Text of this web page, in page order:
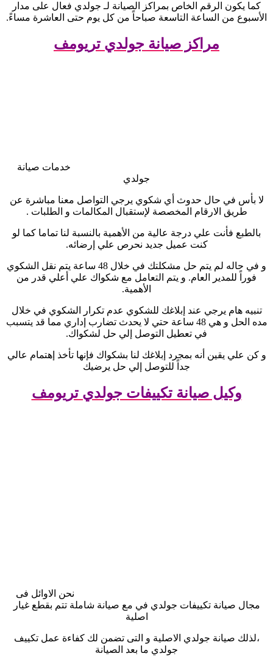
كما يكون الرقم الخاص بمراكز الصيانة لـ جولدي فعال على مدار
الأسبوع من الساعة التاسعة صباحاً من كل يوم حتى العاشرة مساءً.
مراكز صيانة جولدي تريومف
خدمات صيانة
جولدي
لا بأس في حال حدوث أي شكوي يرجي التواصل معنا مباشرة عن
طريق الارقام المخصصة لإستقبال المكالمات و الطلبات .
بالطبع فأنت علي درجة عالية من الأهمية بالنسبة لنا تماما كما لو
كنت عميل جديد نحرص علي إرضائه.
و في حاله لم يتم حل مشكلتك في خلال 48 ساعة يتم نقل الشكوي
فوراً للمدير العام. و يتم التعامل مع شكواك علي أعلي قدر من
الأهمية.
تنبيه هام يرجي عند إبلاغك للشكوي عدم تكرار الشكوي في خلال
مده الحل و هي 48 ساعة حتي لا يحدث تضارب إداري مما قد يتسبب
في تعطيل التوصل إلي حل لشكواك.
و كن علي يقين أنه بمجرد إبلاغك لنا بشكواك فإنها تأخذ إهتمام عالي
جداً للتوصل إلي حل يرضيك
وكيل صيانة تكييفات جولدي تريومف
نحن الاوائل فى
مجال صيانة تكييفات جولدي في مع صيانة شاملة تتم بقطع غيار
اصلية
،لذلك صيانة جولدي الاصلية و التى تضمن لك كفاءة عمل تكييف
جولدي ما بعد الصيانة